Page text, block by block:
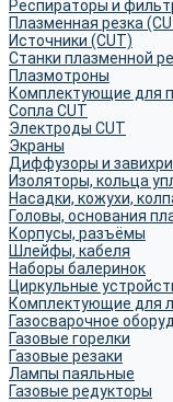
Респираторы и
Плазменная резка
Источники (CUT)
Станки плазменной
Плазмотроны
Комплектующие для
Сопла CUT
Электроды CUT
Экраны
Диффузоры и
Изоляторы, кольца
Насадки, кожухи,
Головы, основания
Корпусы, разъёмы
Шлейфы, кабеля
Наборы балеринок
Циркульные
Комплектующие для
Газосварочное
Газовые горелки
Газовые резаки
Лампы паяльные
Газовые редукторы